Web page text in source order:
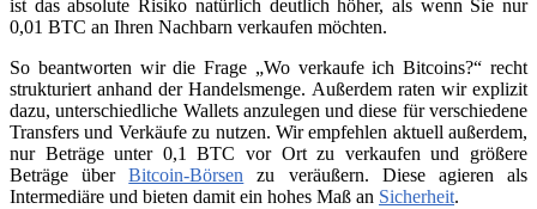
ist das absolute Risiko natürlich deutlich höher, als wenn Sie nur
0,01 BTC an Ihren Nachbarn verkaufen möchten.
So beantworten wir die Frage „Wo verkaufe ich Bitcoins?“ recht
strukturiert anhand der Handelsmenge. Außerdem raten wir explizit
dazu, unterschiedliche Wallets anzulegen und diese für verschiedene
Transfers und Verkäufe zu nutzen. Wir empfehlen aktuell außerdem,
nur Beträge unter 0,1 BTC vor Ort zu verkaufen und größere
Beträge überBitcoin-Börsen zu veräußern. Diese agieren als
Intermediäre und bieten damit ein hohes Maß an Sicherheit.